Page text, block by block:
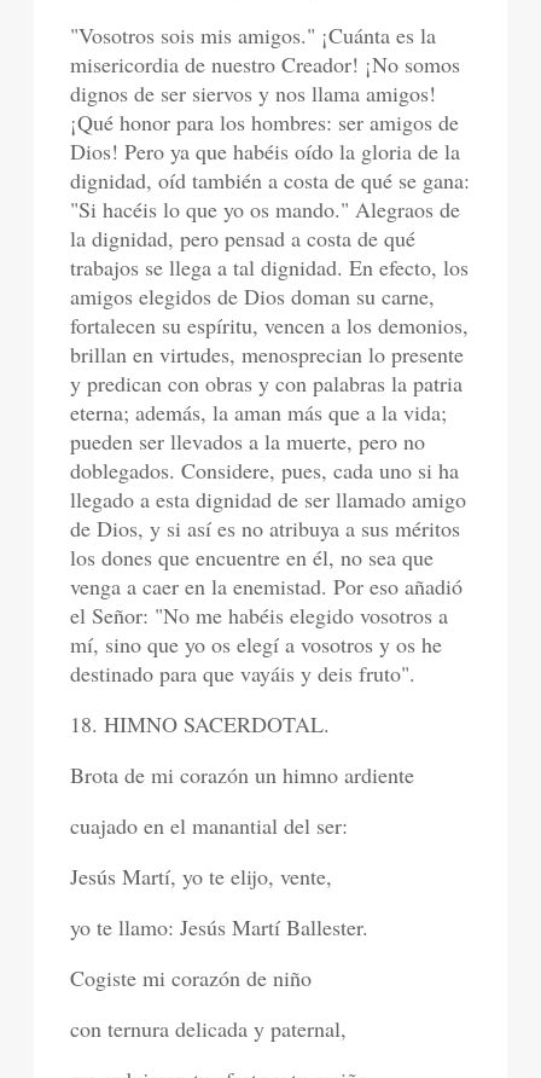
"Vosotros sois mis amigos." ¡Cuánta es la
misericordia de nuestro Creador! ¡No somos
dignos de ser siervos y nos llama amigos!
¡Qué honor para los hombres: ser amigos de
Dios! Pero ya que habéis oído la gloria de la
dignidad, oíd también a costa de qué se gana:
"Si hacéis lo que yo os mando." Alegraos de
la dignidad, pero pensad a costa de qué
trabajos se llega a tal dignidad. En efecto, los
amigos elegidos de Dios doman su carne,
fortalecen su espíritu, vencen a los demonios,
brillan en virtudes, menosprecian lo presente
y predican con obras y con palabras la patria
eterna; además, la aman más que a la vida;
pueden ser llevados a la muerte, pero no
doblegados. Considere, pues, cada uno si ha
llegado a esta dignidad de ser llamado amigo
de Dios, y si así es no atribuya a sus méritos
los dones que encuentre en él, no sea que
venga a caer en la enemistad. Por eso añadió
el Señor: "No me habéis elegido vosotros a
mí, sino que yo os elegí a vosotros y os he
destinado para que vayáis y deis fruto".
18. HIMNO SACERDOTAL.
Brota de mi corazón un himno ardiente
cuajado en el manantial del ser:
Jesús Martí, yo te elijo, vente,
yo te llamo: Jesús Martí Ballester.
Cogiste mi corazón de niño
con ternura delicada y paternal,